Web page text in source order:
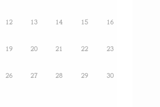
12 13 14 15 16
19 20 21 22 23
26 27 28 29 30